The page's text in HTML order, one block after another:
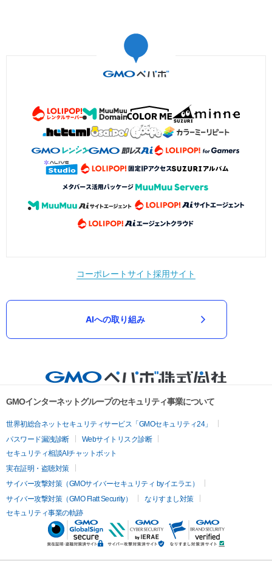
コーポレートサイト採用サイト
AIへの取り組み
GMOインターネットグループのセキュリティ事業について
世界初総合ネットセキュリティサービス「GMOセキュリティ24」
パスワード漏洩診断
Webサイトリスク診断
セキュリティ相談AIチャットボット
実在証明・盗聴対策
サイバー攻撃対策（GMOサイバーセキュリティ byイエラエ）
サイバー攻撃対策（GMO Flatt Security）
なりすまし対策
セキュリティ事業の軌跡